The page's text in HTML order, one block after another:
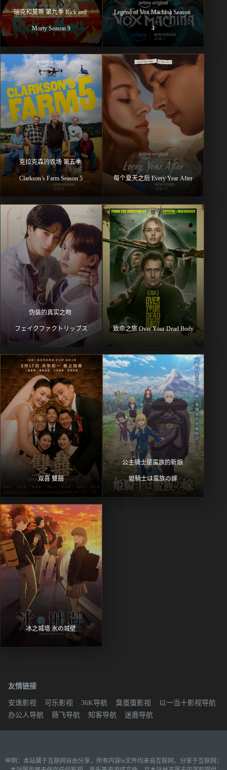
瑞克和莫蒂 第九季 Rick and
Morty Season 9
Legend of Vox Machina Season
4
克拉克森的农场 第五季
Clarkson’s Farm Season 5 每个夏天之后 Every Year After
伪装的真实之吻
フェイクファクトリップス 致命之旅 Over Your Dead Body
双喜 雙囍
公主骑士是蛮族的新娘
姫騎士は蛮族の嫁
冰之城墙 氷の城壁
友情链接
安逸影视 可乐影视 36K导航 臭蛋蛋影视
以一当十影视导航
办公人导航
薇飞导航 知客导航 迷鹿导航
申明：本站属于互联网自由分享，所有内容bt文件均来自互联网，分享于互联网；